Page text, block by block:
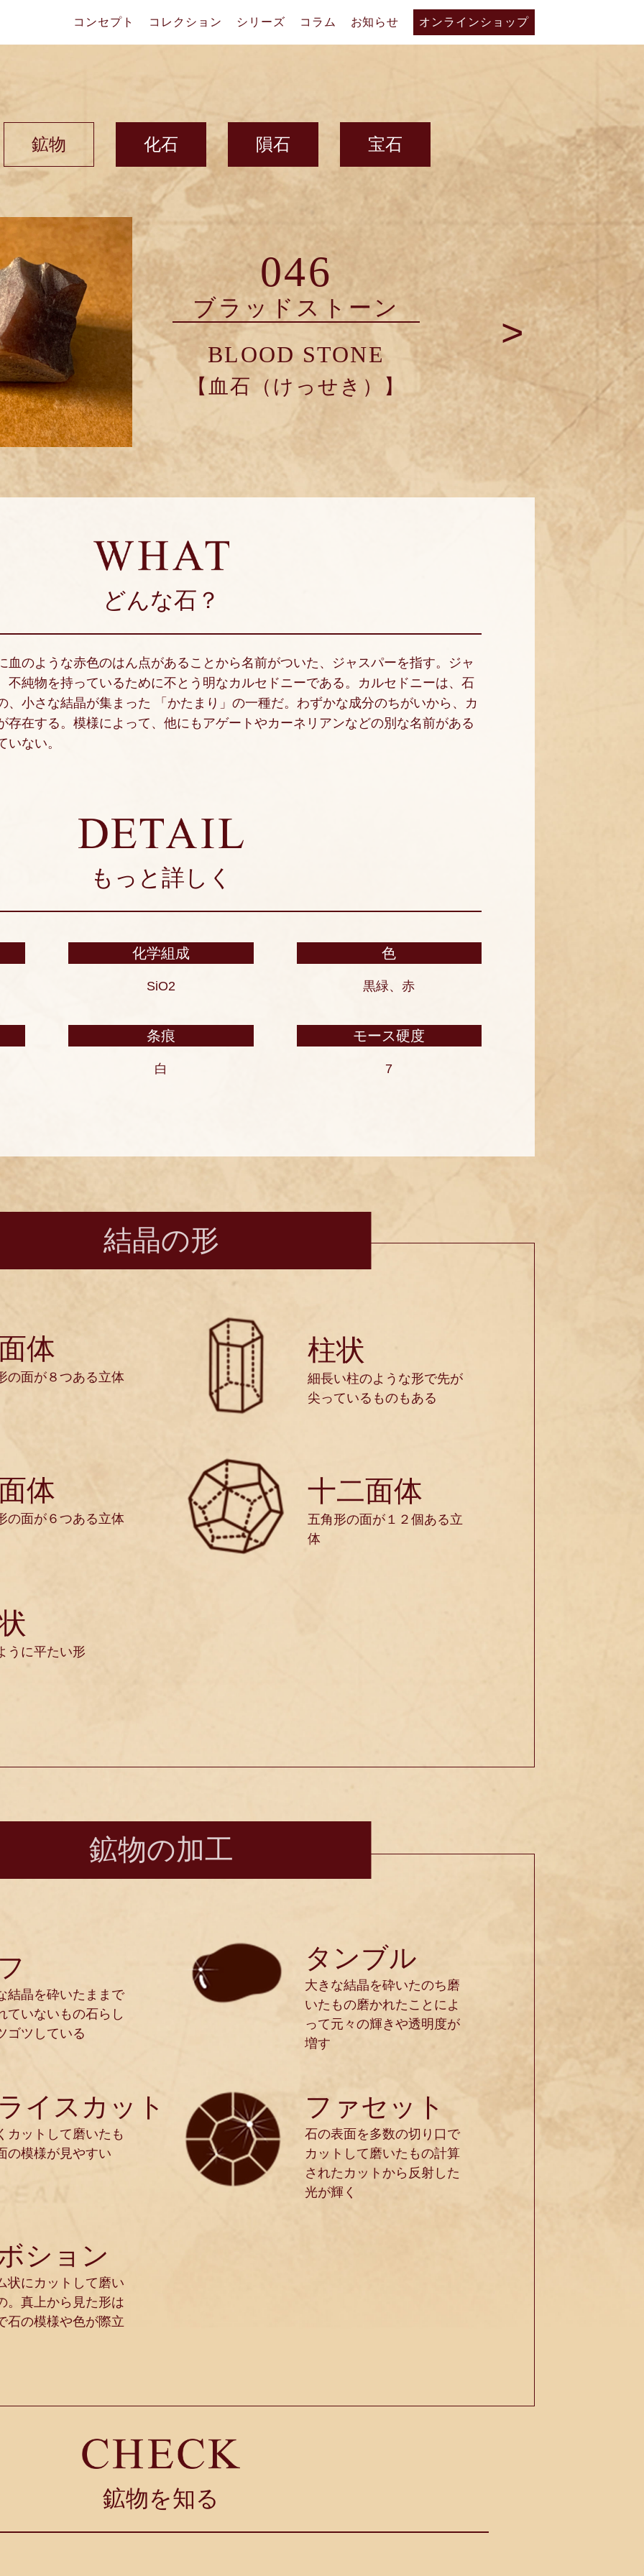
コンセプト コレクション シリーズ コラム お知らせ オンラインショップ
鉱物 化石 隕石 宝石
046
ブラッドストーン
BLOOD STONE
【血石（けっせき）】
>
どんな石？
血のような赤色のはん点があることから名前がついた、ジャスパーを指す。ジャ
不純物を持っているために不とう明なカルセドニーである。カルセドニーは、石
、小さな結晶が集まった 「かたまり」の一種だ。わずかな成分のちがいから、カ
存在する。模様によって、他にもアゲートやカーネリアンなどの別な名前がある
ない。
もっと詳しく
化学組成
SiO2
色
黒緑、赤
条痕
白
モース硬度
7
結晶の形
体
の面が８つある立体
柱状
細長い柱のような形で先が
尖っているものもある
体
の面が６つある立体
十二面体
五角形の面が１２個ある立
体
うに平たい形
鉱物の加工
結晶を砕いたままで
ていないもの石らし
ゴツしている
タンブル
大きな結晶を砕いたのち磨
いたもの磨かれたことによ
って元々の輝きや透明度が
増す
イスカット
カットして磨いたも
の模様が見やすい
ファセット
石の表面を多数の切り口で
カットして磨いたもの計算
されたカットから反射した
光が輝く
ション
状にカットして磨い
。真上から見た形は
石の模様や色が際立
鉱物を知る